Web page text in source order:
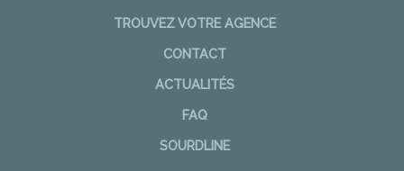
TROUVEZ VOTRE AGENCE
CONTACT
ACTUALITÉS
FAQ
SOURDLINE